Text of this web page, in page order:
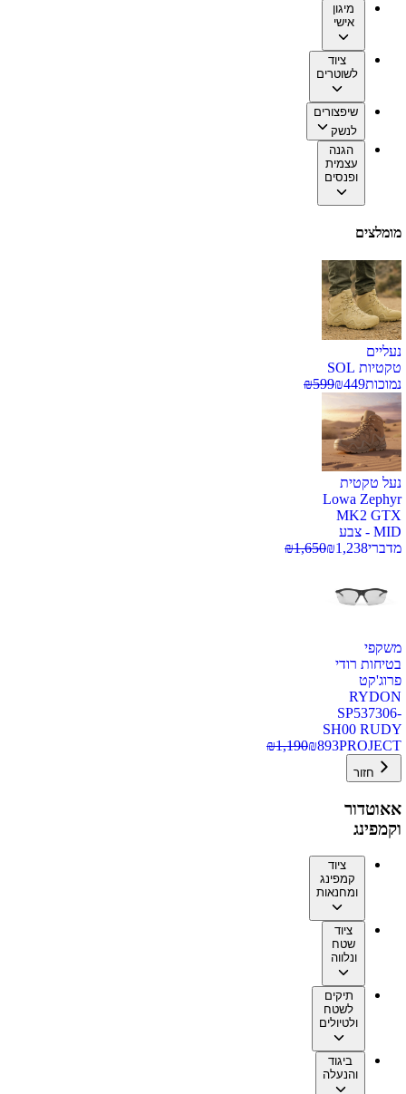
מיגון
אישי
ציוד
לשוטרים
שיפצורים
לנשק
הגנה
עצמית
ופנסים
מומלצים
נעליים
טקטיות SOL
נמוכות
₪449
₪599
נעל טקטית
Lowa Zephyr
MK2 GTX
MID - צבע
מדברי
₪1,238
₪1,650
משקפי
בטיחות רודי
פרוג'קט
RYDON
SP537306-
SH00 RUDY
PROJECT
₪893
₪1,190
חזור
אאוטדור
וקמפינג
ציוד
קמפינג
ומחנאות
ציוד
שטח
ונלווה
תיקים
לשטח
ולטיולים
ביגוד
והנעלה